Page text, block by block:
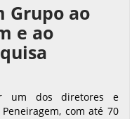
Grupo ao
e ao
um dos diretores e
com até 70